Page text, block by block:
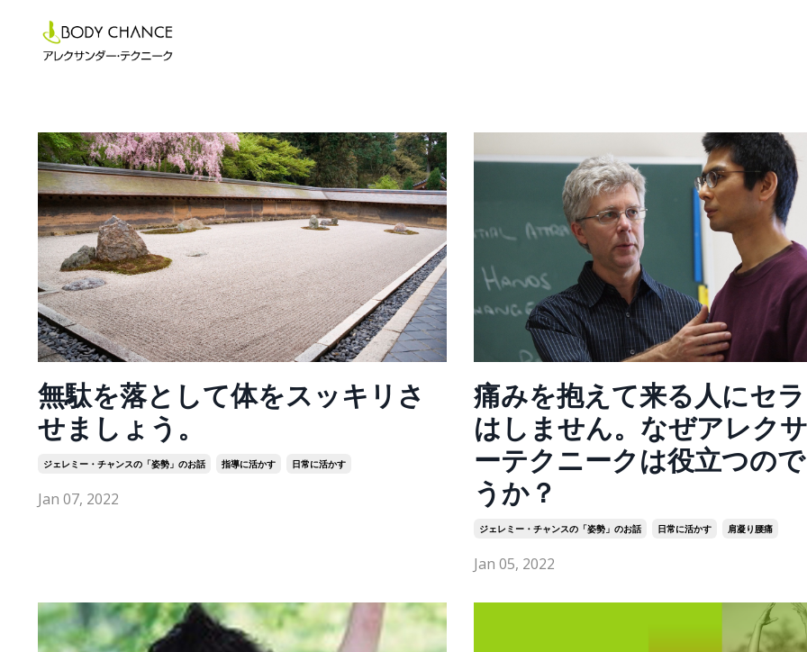
無駄を落として体をスッキリさ
せましょう。
ジェレミー・チャンスの「姿勢」のお話 指導に活かす 日常に活かす
Jan 07, 2022
痛みを抱えて来る人にセ
はしません。なぜアレク
ーテクニークは役立つの
うか？
ジェレミー・チャンスの「姿勢」のお話 日常に活かす 肩凝り腰痛
Jan 05, 2022